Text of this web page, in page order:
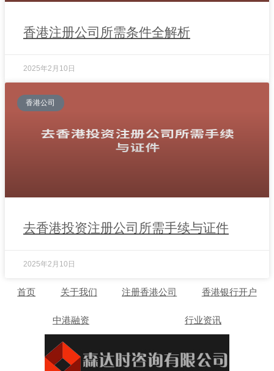
香港注册公司所需条件全解析
2025年2月10日
香港公司
去香港投资注册公司所需手续与证件
2025年2月10日
首页 关于我们 注册香港公司 香港银行开户
中港融资 行业资讯